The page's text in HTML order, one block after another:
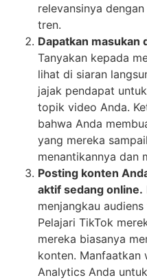
relevansinya
tren.
Dapatkan masukan
Tanyakan kepada
lihat di siaran
jajak pendapat
topik video Anda.
bahwa Anda
yang mereka
menantikannya dan
Posting konten
aktif sedang online.
menjangkau
Pelajari TikTok
mereka biasanya
konten. Manfaatkan
Analytics Anda